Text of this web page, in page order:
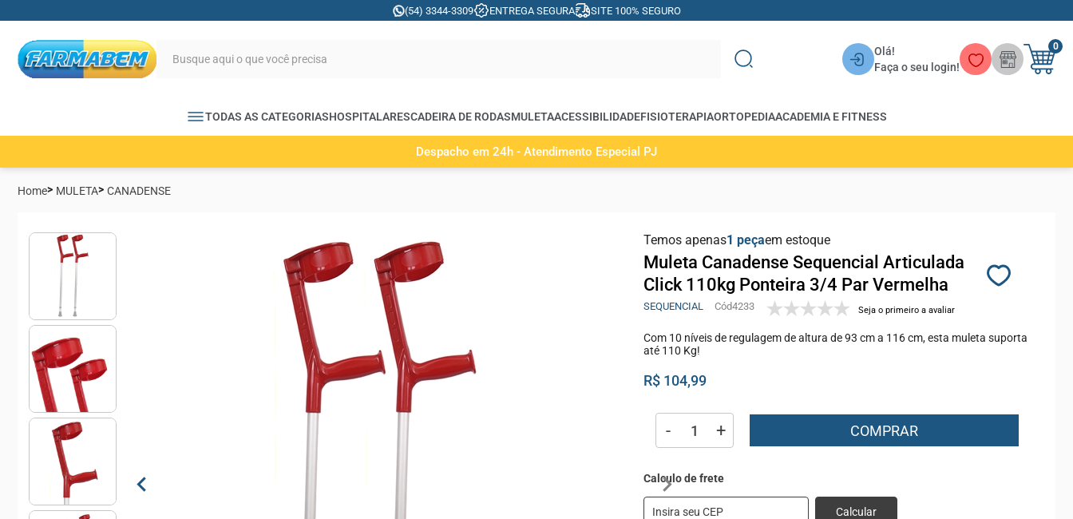
(54) 3344-3309 ENTREGA SEGURA SITE 100% SEGURO
Olá!
Faça o seu login!
0
TODAS AS CATEGORIASHOSPITALARESCADEIRA DE RODASMULETAACESSIBILIDADEFISIOTERAPIAORTOPEDIAACADEMIA E FITNESS
Despacho em 24h - Atendimento Especial PJ
Home MULETA CANADENSE
Temos apenas1 em estoque
Muleta Canadense Sequencial Articulada
Click 110kg Ponteira 3/4 Par Vermelha
SEQUENCIAL 4233 Seja o primeiro a avaliar
Com 10 níveis de regulagem de altura de 93 cm a 116 cm, esta muleta suporta
até 110 Kg!
R$ 104,99
- + COMPRAR
Calcular